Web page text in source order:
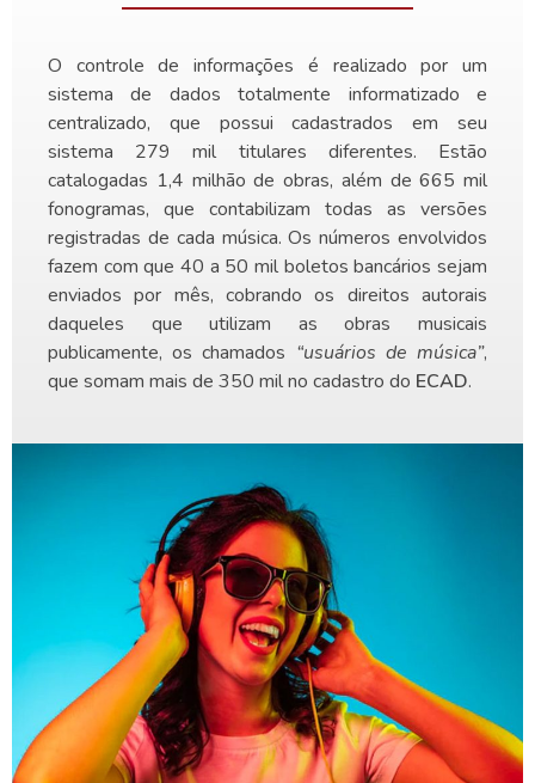
O controle de informações é realizado por um
sistema de dados totalmente informatizado e
centralizado, que possui cadastrados em seu
sistema 279 mil titulares diferentes. Estão
catalogadas 1,4 milhão de obras, além de 665 mil
fonogramas, que contabilizam todas as versões
registradas de cada música. Os números envolvidos
fazem com que 40 a 50 mil boletos bancários sejam
enviados por mês, cobrando os direitos autorais
daqueles que utilizam as obras musicais
publicamente, os chamados “usuários de música”,
que somam mais de 350 mil no cadastro do ECAD.